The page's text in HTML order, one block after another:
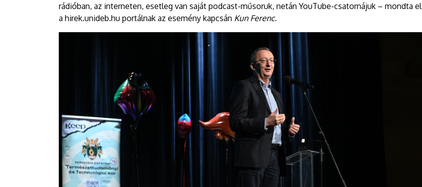
rádióban, az interneten, esetleg van saját podcast-műsoruk, netán YouTube-csatornájuk – mondta el
a hirek.unideb.hu portálnak az esemény kapcsán Kun Ferenc.